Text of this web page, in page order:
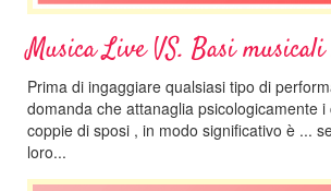
Musica Live VS. Basi
Prima di ingaggiare qualsiasi tipo di
domanda che attanaglia psicologicamente
coppie di sposi , in modo significativo è ...
loro...